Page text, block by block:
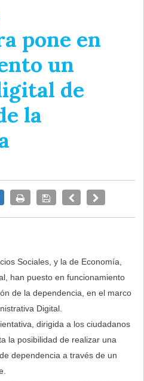
pone en
un
de
la
Sociales, y la de Economía,
han puesto en funcionamiento
de la dependencia, en el marco
Digital.
dirigida a los ciudadanos
la posibilidad de realizar una
dependencia a través de un